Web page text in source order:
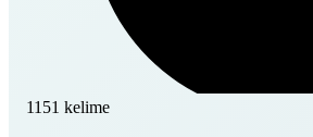
1151 kelime